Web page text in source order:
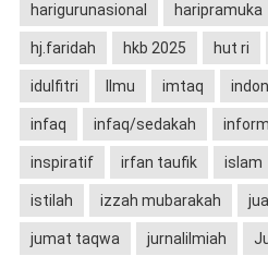
harigurunasional haripramuka
hj.faridah hkb 2025 hut ri
idulfitri Ilmu imtaq
infaq infaq/sedakah
inspiratif irfan taufik islam
istilah izzah mubarakah
jumat taqwa jurnalilmiah